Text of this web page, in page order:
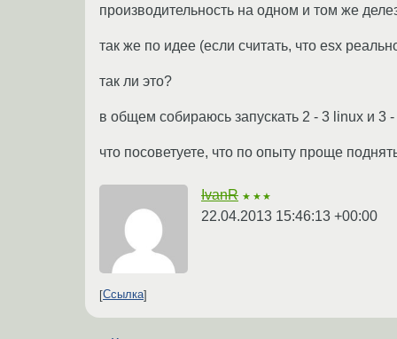
производительность на одном и том же
так же по идее (если считать, что esx
так ли это?
в общем собираюсь запускать 2 - 3 linux и 3 -
что посоветуете, что по опыту проще
IvanR ★★★
22.04.2013 15:46:13 +00:00
Ссылка